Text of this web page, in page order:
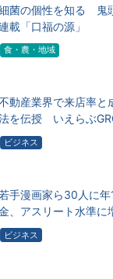
菌の個性を知る 鬼
載「口福の源」
食・農・地域
動産業界で来店率と
を伝授 いえらぶ
ビジネス
手漫画家ら30人に
、アスリート水準
ビジネス